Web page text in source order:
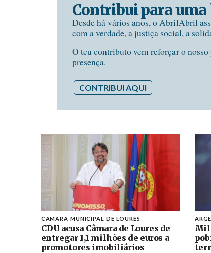
Contribui para uma
Desde há vários anos, o AbrilAbril
com a verdade, a justiça social, a
O teu contributo vem reforçar o
presença.
CONTRIBUI AQUI
CÂMARA MUNICIPAL DE LOURES
CDU acusa Câmara de Loures de
entregar 1,1 milhões de euros a
promotores imobiliários